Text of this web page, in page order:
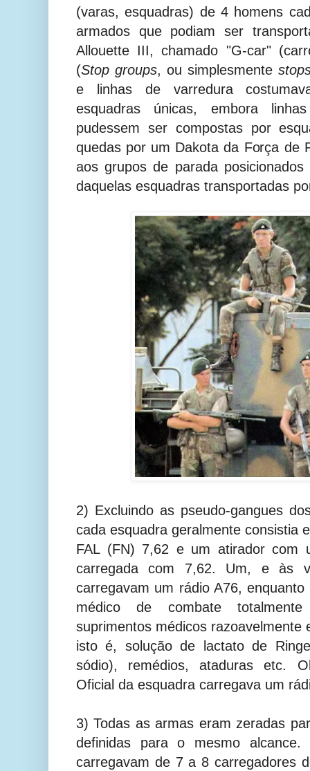
(varas, esquadras) de 4 homens
armados que podiam ser
Allouette III, chamado "G-car"
(Stop groups, ou simplesmente
e linhas de varredura
esquadras únicas, embora
pudessem ser compostas por
quedas por um Dakota da Força de
aos grupos de parada
daquelas esquadras transportadas
2) Excluindo as pseudo-gangues
cada esquadra geralmente consistia
FAL (FN) 7,62 e um atirador com
carregada com 7,62. Um, e às
carregavam um rádio A76,
médico de combate
suprimentos médicos razoavelmente
isto é, solução de lactato de
sódio), remédios, ataduras etc.
Oficial da esquadra carregava um
3) Todas as armas eram zeradas
definidas para o mesmo alcance.
carregavam de 7 a 8 carregadores